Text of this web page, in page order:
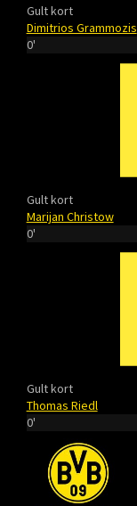
Gult kort
Dimitrios Grammozis
0'
Gult kort
Marijan Christow
0'
Gult kort
Thomas Riedl
0'